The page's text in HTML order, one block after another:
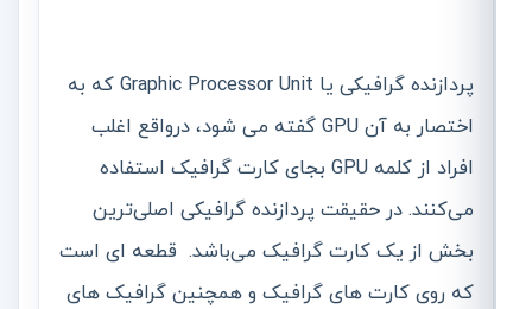
پردازنده گرافیکی یا Graphic Processor Unit که به
اختصار به آن GPU گفته می شود، درواقع اغلب
افراد از کلمه GPU بجای کارت گرافیک استفاده
می‌کنند. در حقیقت پردازنده گرافیکی اصلی‌ترین
بخش از یک کارت گرافیک می‌باشد. قطعه ای است
که روی کارت های گرافیک و همچنین گرافیک های